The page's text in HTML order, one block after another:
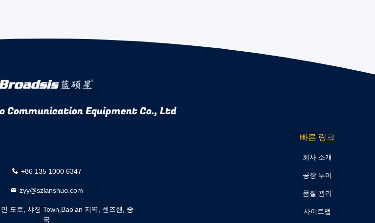
Communication Equipment Co., Ltd
+86 135 1000 6347
zyy@szlanshuo.com
도로, 샤징 Town,Bao'an 지역, 센즈헨, 중
국
빠른 링크
회사 소개
공장 투어
품질 관리
사이트맵